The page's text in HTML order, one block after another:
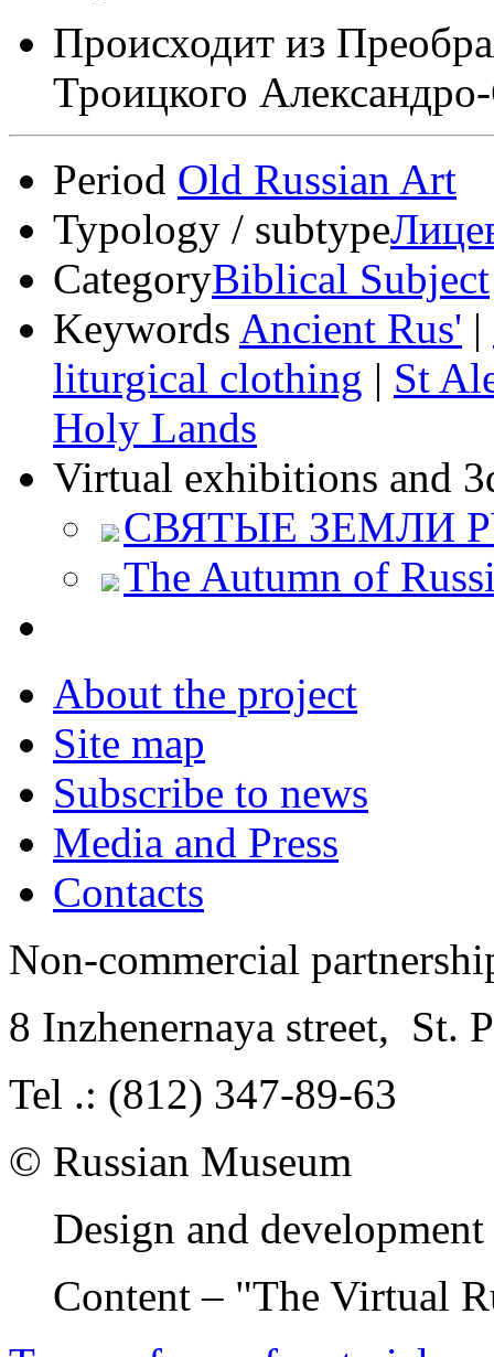
Происходит из
Троицкого
Period Old Russian Art
Typology / subtype
CategoryBiblical Subject
Keywords Ancient Rus' |
liturgical clothing | St
Holy Lands
Virtual exhibitions and
СВЯТЫЕ ЗЕМЛИ
The Autumn of
About the project
Site map
Subscribe to news
Media and Press
Contacts
Non-commercial
8 Inzhenernaya street, St.
Tel .: (812) 347-89-63
© Russian Museum
Design and
Content – "The Virtual